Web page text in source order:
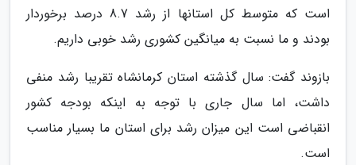
است که متوسط کل استانها از رشد 8.7 درصد برخوردار
بودند و ما نسبت به میانگین کشوری رشد خوبی داریم.
بازوند گفت: سال گذشته استان کرمانشاه تقریبا رشد منفی
داشت، اما سال جاری با توجه به اینکه بودجه کشور
انقباضی است این میزان رشد برای استان ما بسیار مناسب
است.